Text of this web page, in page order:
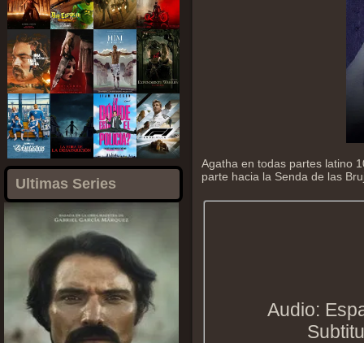
Ultimas Series
Agatha en todas partes latino
parte hacia la Senda de las
Audio: